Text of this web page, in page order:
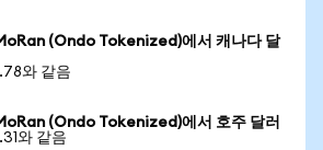
(Ondo Tokenized)에서 캐나다 달
와 같음
(Ondo Tokenized)에서 호주 달러
와 같음